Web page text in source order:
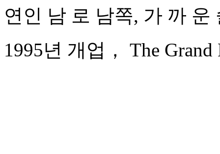
연인 남 로 남쪽, 가 까 운
1995년 개업， The